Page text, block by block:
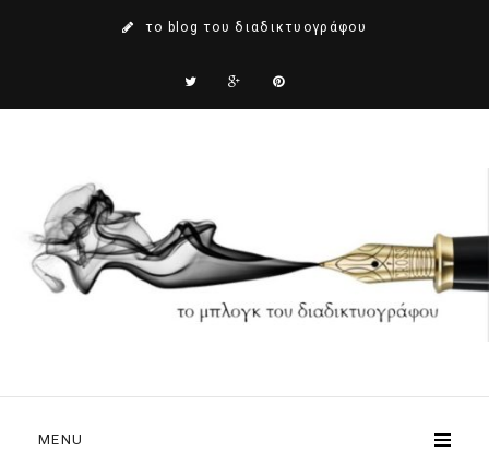
το blog του διαδικτυογράφου
MENU